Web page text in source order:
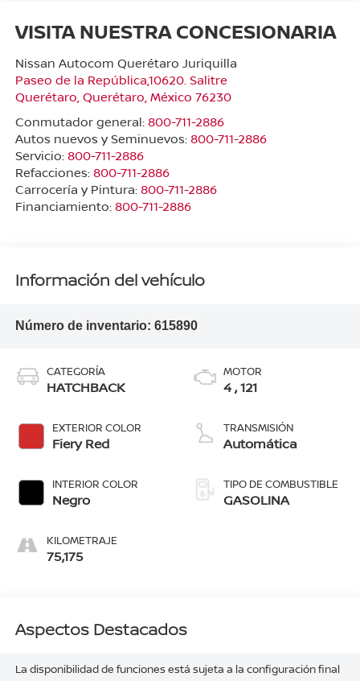
VISITA NUESTRA CONCESIONARIA
Nissan Autocom Querétaro Juriquilla
Paseo de la República,10620. Salitre
Querétaro, Querétaro, México 76230
Conmutador general: 800-711-2886
Autos nuevos y Seminuevos: 800-711-2886
Servicio: 800-711-2886
Refacciones: 800-711-2886
Carrocería y Pintura: 800-711-2886
Financiamiento: 800-711-2886
Información del vehículo
Número de inventario: 615890
CATEGORÍA
HATCHBACK
EXTERIOR COLOR
Fiery Red
INTERIOR COLOR
Negro
KILOMETRAJE
75,175
MOTOR
4 , 121
TRANSMISIÓN
Automática
TIPO DE COMBUSTIBLE
GASOLINA
Aspectos Destacados
La disponibilidad de funciones está sujeta a la configuración final